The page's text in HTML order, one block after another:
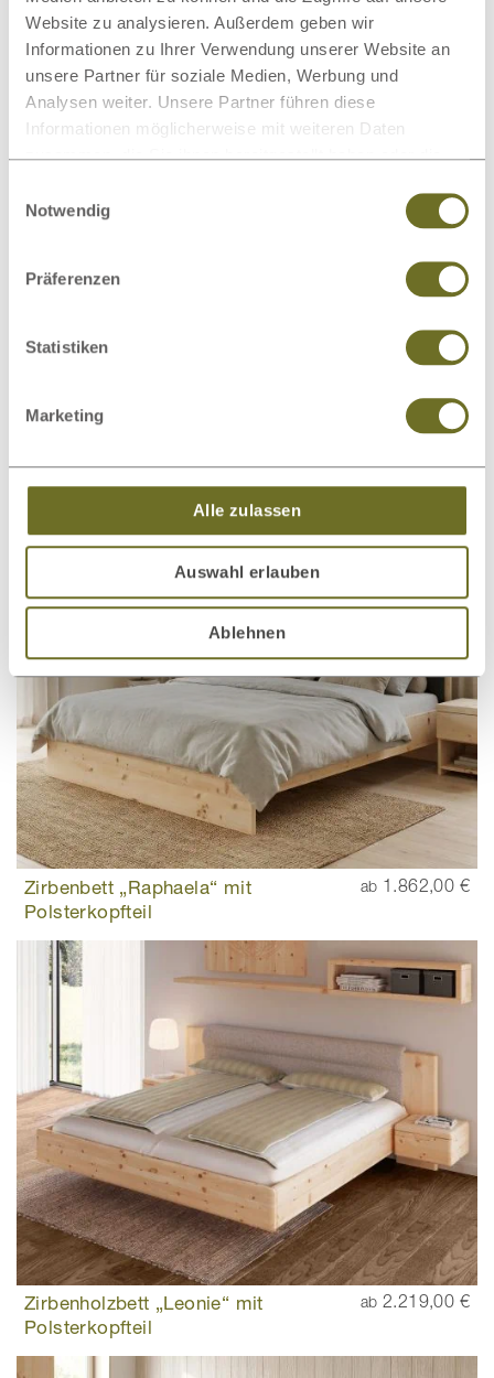
Website zu analysieren. Außerdem geben wir
Informationen zu Ihrer Verwendung unserer Website an
unsere Partner für soziale Medien, Werbung und
Analysen weiter. Unsere Partner führen diese
Informationen möglicherweise mit weiteren Daten
zusammen, die Sie ihnen bereitgestellt haben oder die
haben.
Notwendig
Präferenzen
Statistiken
Marketing
Alle zulassen
Auswahl erlauben
Ablehnen
Zirbenbett „Susanne“ ab1.997,00 €
100%
Zirbenholzbett „Patrizia“ mit
Polsterkopfteil
ab2.219,00 €
Zirbenbett „Raphaela“ mit
Polsterkopfteil
ab 1.862,00 €
Zirbenholzbett „Leonie“ mit
Polsterkopfteil
ab 2.219,00 €